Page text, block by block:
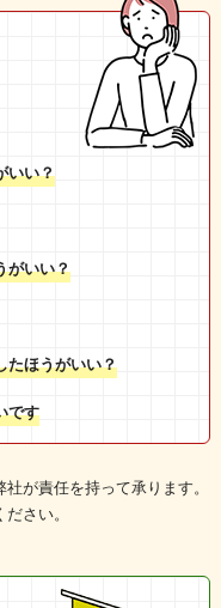
いい？
がいい？
たほうがいい？
です
が責任を持って承ります。
さい。